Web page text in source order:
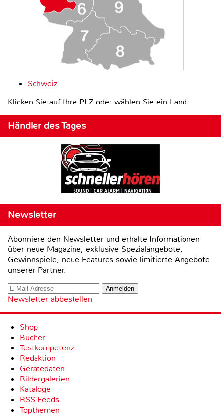
Schweiz
Klicken Sie auf Ihre PLZ oder wählen Sie ein Land
Händler des Tages
Newsletter
Abonniere den Newsletter und erhalte Informationen
über neue Magazine, exklusive Spezialangebote,
Gewinnspiele, neue Features sowie limitierte Angebote
unserer Partner.
Newsletter abbestellen
Shop
Bücher
Testkompetenz
Redaktion
Gerätedaten
Bildergalerien
Kataloge
RSS-Feeds
Topthemen